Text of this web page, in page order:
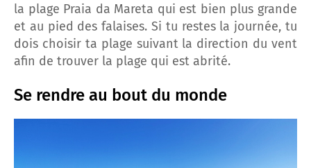
la plage Praia da Mareta qui est bien plus grande
et au pied des falaises. Si tu restes la journée, tu
dois choisir ta plage suivant la direction du vent
afin de trouver la plage qui est abrité.
Se rendre au bout du monde